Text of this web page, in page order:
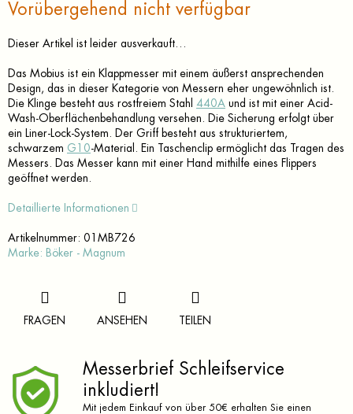
Vorübergehend nicht verfügbar
Dieser Artikel ist leider ausverkauft…
Das Mobius ist ein Klappmesser mit einem äußerst ansprechenden
Design, das in dieser Kategorie von Messern eher ungewöhnlich ist.
Die Klinge besteht aus rostfreiem Stahl 440A und ist mit einer Acid-
Wash-Oberflächenbehandlung versehen. Die Sicherung erfolgt über
ein Liner-Lock-System. Der Griff besteht aus strukturiertem,
schwarzem G10-Material. Ein Taschenclip ermöglicht das Tragen des
Messers. Das Messer kann mit einer Hand mithilfe eines Flippers
geöffnet werden.
Detaillierte Informationen
Artikelnummer: 01MB726
Marke: Böker - Magnum
FRAGEN ANSEHEN TEILEN
Messerbrief Schleifservice
inkludiert!
Mit jedem Einkauf von über 50€ erhalten Sie einen